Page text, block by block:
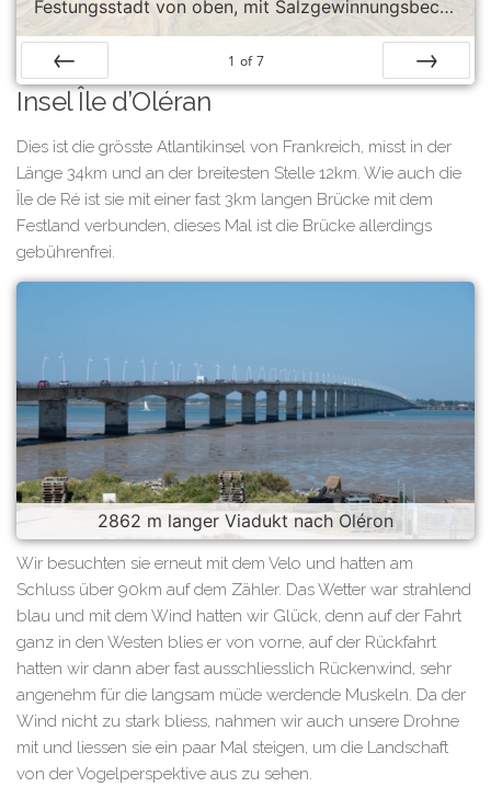
Festungsstadt von oben, mit Salzgewinnungsbecken
Prev
1 of 7
Insel Île d’Oléran
Dies ist die grösste Atlantikinsel von Frankreich, misst in der
Länge 34km und an der breitesten Stelle 12km. Wie auch die
Île de Ré ist sie mit einer fast 3km langen Brücke mit dem
Festland verbunden, dieses Mal ist die Brücke allerdings
gebührenfrei.
2862 m langer Viadukt nach Oléron
Wir besuchten sie erneut mit dem Velo und hatten am
Schluss über 90km auf dem Zähler. Das Wetter war strahlend
blau und mit dem Wind hatten wir Glück, denn auf der Fahrt
ganz in den Westen blies er von vorne, auf der Rückfahrt
hatten wir dann aber fast ausschliesslich Rückenwind, sehr
angenehm für die langsam müde werdende Muskeln. Da der
Wind nicht zu stark bliess, nahmen wir auch unsere Drohne
mit und liessen sie ein paar Mal steigen, um die Landschaft
von der Vogelperspektive aus zu sehen.